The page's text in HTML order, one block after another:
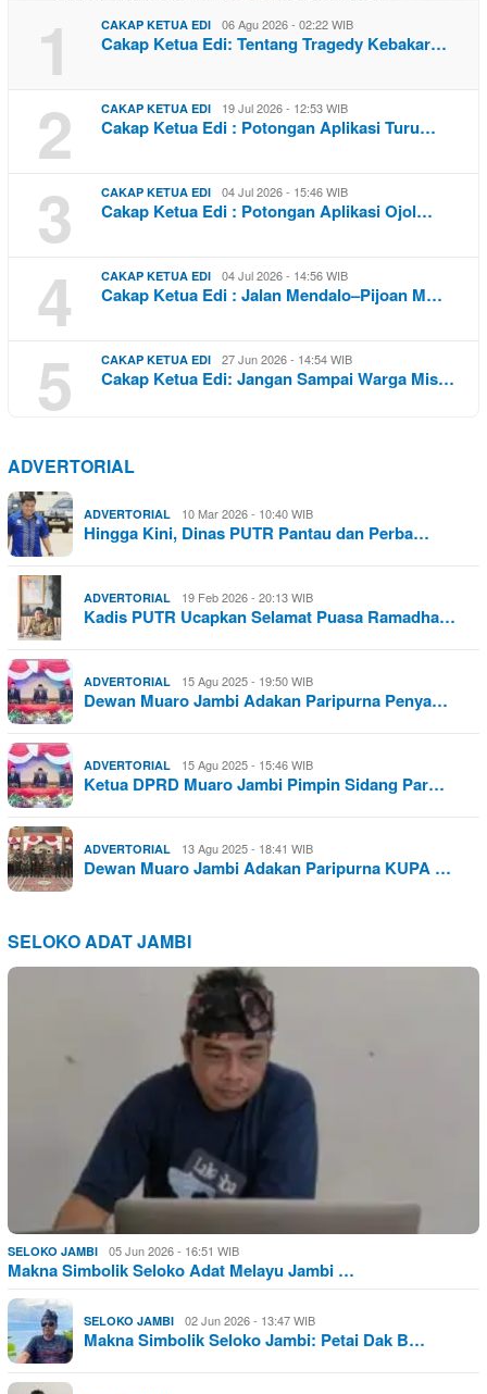
1 CAKAP KETUA EDI 06 Agu 2026 - 02:22 WIB
Cakap Ketua Edi: Tentang Tragedy Kebakar…
2 CAKAP KETUA EDI 19 Jul 2026 - 12:53 WIB
Cakap Ketua Edi : Potongan Aplikasi Turu…
3 CAKAP KETUA EDI 04 Jul 2026 - 15:46 WIB
Cakap Ketua Edi : Potongan Aplikasi Ojol…
4 CAKAP KETUA EDI 04 Jul 2026 - 14:56 WIB
Cakap Ketua Edi : Jalan Mendalo–Pijoan M…
5 CAKAP KETUA EDI 27 Jun 2026 - 14:54 WIB
Cakap Ketua Edi: Jangan Sampai Warga Mis…
ADVERTORIAL
ADVERTORIAL 10 Mar 2026 - 10:40 WIB
Hingga Kini, Dinas PUTR Pantau dan Perba…
ADVERTORIAL 19 Feb 2026 - 20:13 WIB
Kadis PUTR Ucapkan Selamat Puasa Ramadha…
ADVERTORIAL 15 Agu 2025 - 19:50 WIB
Dewan Muaro Jambi Adakan Paripurna Penya…
ADVERTORIAL 15 Agu 2025 - 15:46 WIB
Ketua DPRD Muaro Jambi Pimpin Sidang Par…
ADVERTORIAL 13 Agu 2025 - 18:41 WIB
Dewan Muaro Jambi Adakan Paripurna KUPA …
SELOKO ADAT JAMBI
SELOKO JAMBI 05 Jun 2026 - 16:51 WIB
Makna Simbolik Seloko Adat Melayu Jambi …
SELOKO JAMBI 02 Jun 2026 - 13:47 WIB
Makna Simbolik Seloko Jambi: Petai Dak B…